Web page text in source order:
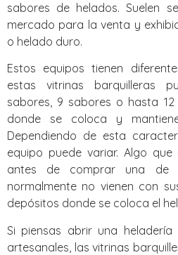
sabores de helados. Suelen
mercado para la venta y
o helado duro.
Estos equipos tienen
estas vitrinas barquilleras
sabores, 9 sabores o hasta
donde se coloca y
Dependiendo de esta
equipo puede variar. Algo
antes de comprar una de
normalmente no vienen con
depósitos donde se coloca el
Si piensas abrir una
artesanales, las vitrinas